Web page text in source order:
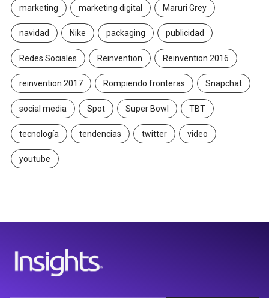
marketing marketing digital Maruri Grey
navidad Nike packaging publicidad
Redes Sociales Reinvention Reinvention 2016
reinvention 2017 Rompiendo fronteras Snapchat
social media Spot Super Bowl TBT
tecnología tendencias twitter video
youtube